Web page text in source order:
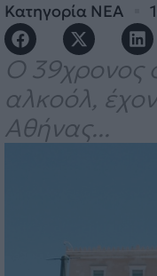
Κατηγορία ΝΕΑ
Ο 39χρονος
αλκοόλ,
Αθήνας...